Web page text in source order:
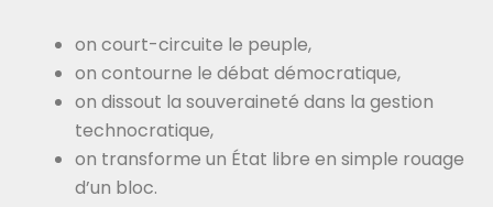
on court-circuite le peuple,
on contourne le débat démocratique,
on dissout la souveraineté dans la gestion
technocratique,
on transforme un État libre en simple rouage
d’un bloc.